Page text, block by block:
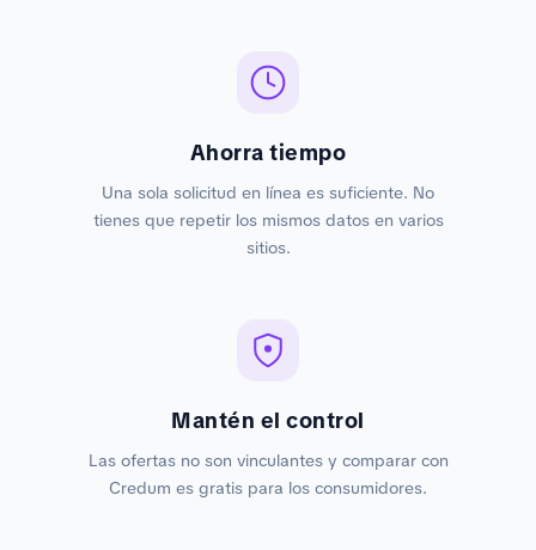
Ahorra tiempo
Una sola solicitud en línea es suficiente. No
tienes que repetir los mismos datos en varios
sitios.
Mantén el control
Las ofertas no son vinculantes y comparar con
Credum es gratis para los consumidores.